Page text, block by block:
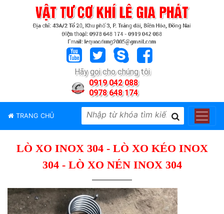
Hãy gọi cho chúng tôi
0919 042 088
0978 648 174
TRANG CHỦ
PHẨM
HIỆU
LÒ XO INOX 304 - LÒ XO KÉO INOX
304 - LÒ XO NÉN INOX 304